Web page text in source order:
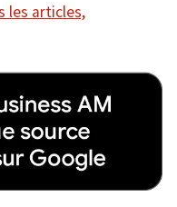
les articles,